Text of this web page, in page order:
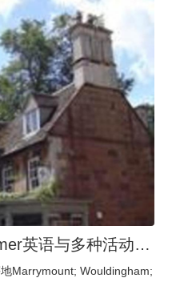
英语与多种活动夏校
Marrymount; Wouldingham;